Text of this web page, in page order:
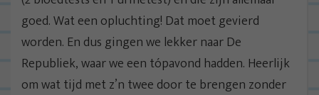
goed. Wat een opluchting! Dat moet gevierd
worden. En dus gingen we lekker naar De
Republiek, waar we een tópavond hadden. Heerlijk
om wat tijd met z’n twee door te brengen zonder